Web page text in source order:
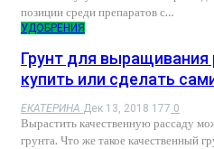
позиции среди препаратов с…
УДОБРЕНИЯ
Грунт для
купить или сделать
ЕКАТЕРИНА Дек 13, 2018 177 0
Вырастить качественную рассаду
грунта. Что же такое качественный